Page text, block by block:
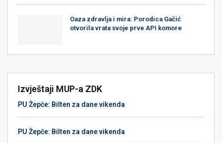
Oaza zdravlja i mira: Porodica Gačić
otvorila vrata svoje prve API komore
Izvještaji MUP-a ZDK
PU Žepče: Bilten za dane vikenda
PU Žepče: Bilten za dane vikenda